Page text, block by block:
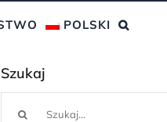
POLSKI
Szukaj